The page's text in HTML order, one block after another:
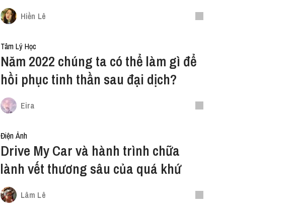
Hiền Lê
Tâm Lý Học
Năm 2022 chúng ta có thể làm gì để
hồi phục tinh thần sau đại dịch?
Eira
Điện Ảnh
Drive My Car và hành trình chữa
lành vết thương sâu của quá khứ
Lâm Lê